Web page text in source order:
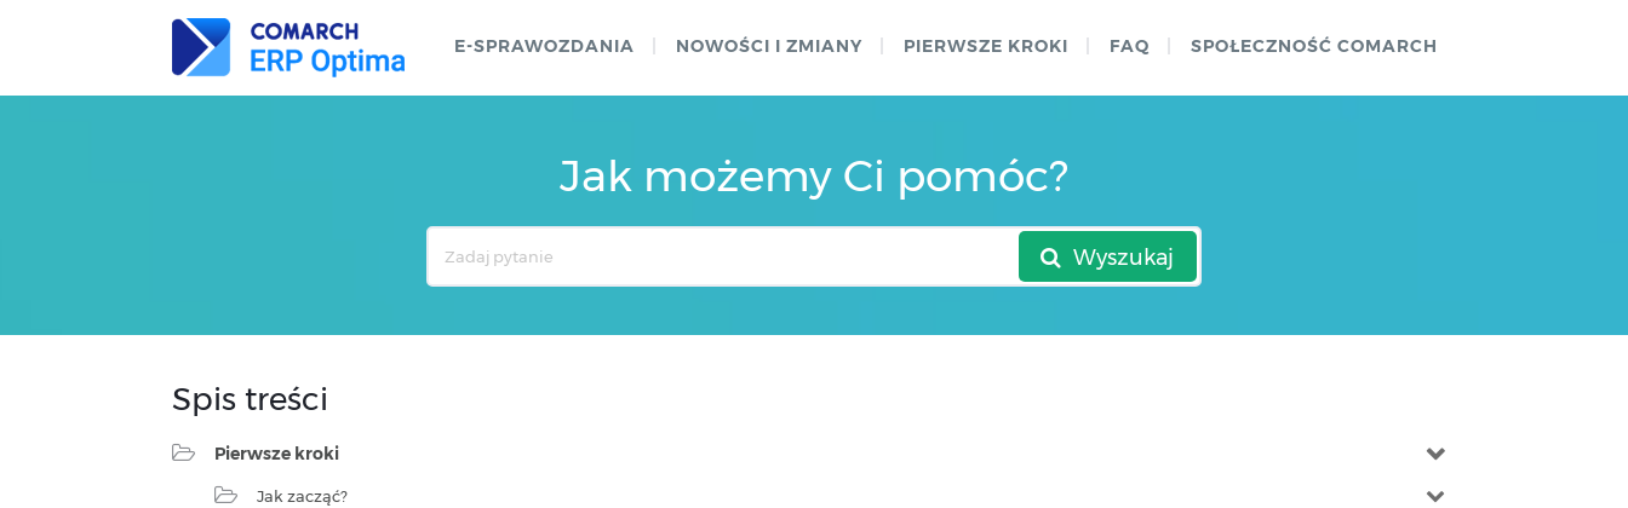
E-SPRAWOZDANIA NOWOŚCI I ZMIANY PIERWSZE KROKI FAQ SPOŁECZNOŚĆ COMARCH
Jak możemy Ci pomóc?
Wyszukaj
Spis treści
Pierwsze kroki
Jak zacząć?